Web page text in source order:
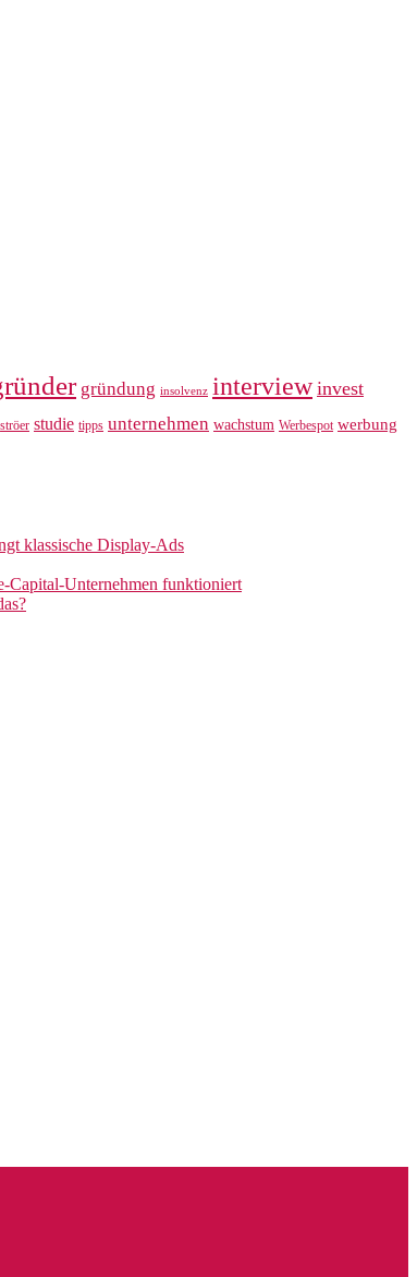
gründung insolvenz interview invest
ströer studie tipps unternehmen wachstum Werbespot werbung
klassische Display-Ads
Capital-Unternehmen funktioniert